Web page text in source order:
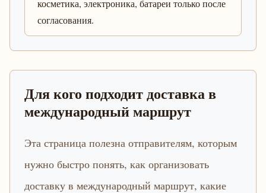
косметика, электроника, батареи только после
согласования.
Для кого подходит доставка в
международный маршрут
Эта страница полезна отправителям, которым
нужно быстро понять, как организовать
доставку в международный маршрут, какие